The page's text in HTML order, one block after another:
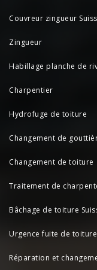
Couvreur zingueur
Zingueur
Habillage planche de
Charpentier
Hydrofuge de toiture
Changement de
Changement de toiture
Traitement de
Bâchage de toiture
Urgence fuite de toiture
Réparation et